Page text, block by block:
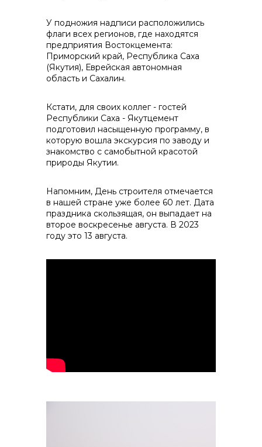
+7 (423) 234 50 50
info@vostokcement.ru
У подножия надписи расположились
флаги всех регионов, где находятся
предприятия Востокцемента:
Приморский край, Республика Саха
(Якутия), Еврейская автономная
область и Сахалин.
Кстати, для своих коллег - гостей
Республики Саха - Якутцемент
подготовил насыщенную программу, в
которую вошла экскурсия по заводу и
знакомство с самобытной красотой
природы Якутии.
Напомним, День строителя отмечается
в нашей стране уже более 60 лет. Дата
праздника скользящая, он выпадает на
второе воскресенье августа. В 2023
году это 13 августа.